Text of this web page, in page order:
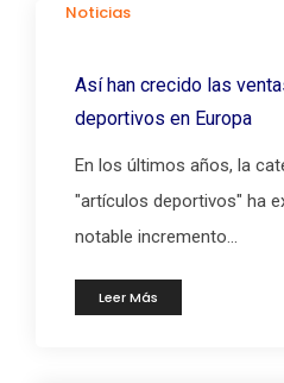
Noticias
Así han crecido las
deportivos en Europa
En los últimos años, la
"artículos deportivos" ha
notable incremento...
Leer Más